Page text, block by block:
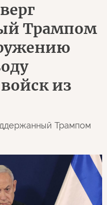
Трампом
из
Трампом